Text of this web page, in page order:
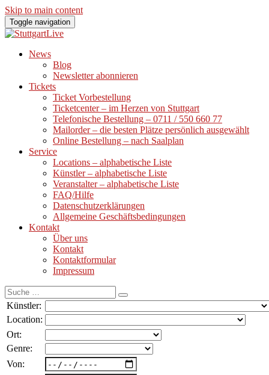
Skip to main content
Toggle navigation
News
Blog
Newsletter abonnieren
Tickets
Ticket Vorbestellung
Ticketcenter – im Herzen von Stuttgart
Telefonische Bestellung – 0711 / 550 660 77
Mailorder – die besten Plätze persönlich ausgewählt
Online Bestellung – nach Saalplan
Service
Locations – alphabetische Liste
Künstler – alphabetische Liste
Veranstalter – alphabetische Liste
FAQ/Hilfe
Datenschutzerklärungen
Allgemeine Geschäftsbedingungen
Kontakt
Über uns
Kontakt
Kontaktformular
Impressum
Suche
nach:
Künstler:
Location:
Ort:
Genre:
Von: